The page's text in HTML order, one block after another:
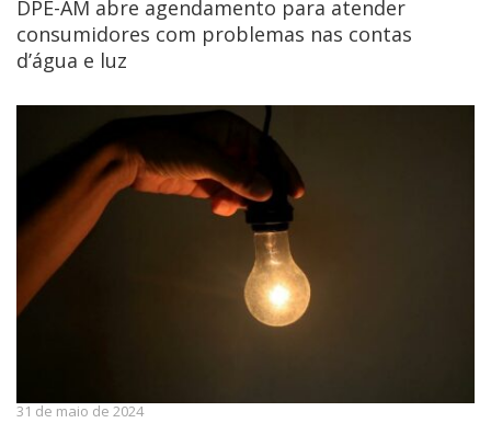
DPE-AM abre agendamento para atender
consumidores com problemas nas contas
d’água e luz
31 de maio de 2024